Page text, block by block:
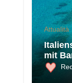
Attualità
mit
Meer
ist